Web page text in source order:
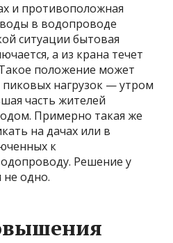
и противоположная
в водопроводе
ситуации бытовая
а из крана течет
положение может
нагрузок — утром
часть жителей
Примерно такая же
на дачах или в
к
Решение у
не одно.